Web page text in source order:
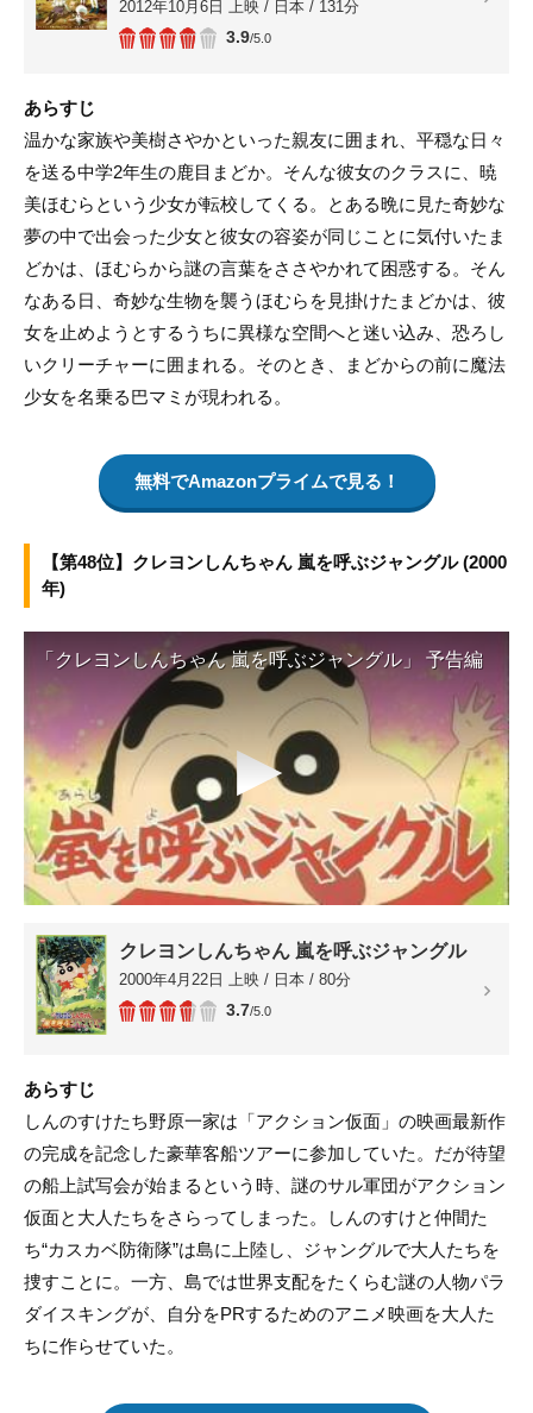
2012年10月6日 上映 / 日本 / 131分
3.9/5.0
あらすじ
温かな家族や美樹さやかといった親友に囲まれ、平穏な日々
を送る中学2年生の鹿目まどか。そんな彼女のクラスに、暁
美ほむらという少女が転校してくる。とある晩に見た奇妙な
夢の中で出会った少女と彼女の容姿が同じことに気付いたま
どかは、ほむらから謎の言葉をささやかれて困惑する。そん
なある日、奇妙な生物を襲うほむらを見掛けたまどかは、彼
女を止めようとするうちに異様な空間へと迷い込み、恐ろし
いクリーチャーに囲まれる。そのとき、まどからの前に魔法
少女を名乗る巴マミが現われる。
無料でAmazonプライムで見る！
【第48位】クレヨンしんちゃん 嵐を呼ぶジャングル (2000
年)
「クレヨンしんちゃん 嵐を呼ぶジャングル」 予告編
▶
クレヨンしんちゃん 嵐を呼ぶジャングル
2000年4月22日 上映 / 日本 / 80分
3.7/5.0
あらすじ
しんのすけたち野原一家は「アクション仮面」の映画最新作
の完成を記念した豪華客船ツアーに参加していた。だが待望
の船上試写会が始まるという時、謎のサル軍団がアクション
仮面と大人たちをさらってしまった。しんのすけと仲間た
ち“カスカベ防衛隊”は島に上陸し、ジャングルで大人たちを
捜すことに。一方、島では世界支配をたくらむ謎の人物パラ
ダイスキングが、自分をPRするためのアニメ映画を大人た
ちに作らせていた。